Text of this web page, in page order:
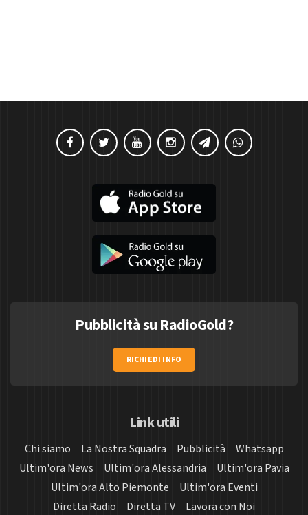
Pubblicità su RadioGold?
RICHIEDI INFO
Link utili
Chi siamo La Nostra Squadra Pubblicità
Whatsapp
Ultim'ora News
Ultim'ora Alessandria
Ultim'ora Pavia
Ultim'ora Alto Piemonte
Ultim'ora Eventi
Diretta Radio
Diretta TV Lavora con Noi